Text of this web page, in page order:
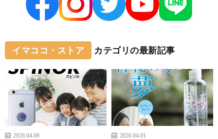
イマココ・ストア カテゴリの最新記事
2026.04.09
2026.04.01